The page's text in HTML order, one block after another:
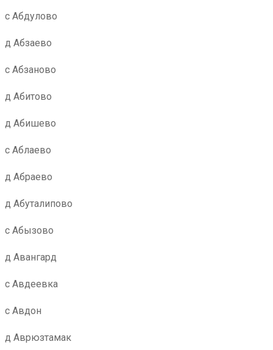
с Абдулово
д Абзаево
с Абзаново
д Абитово
д Абишево
с Аблаево
д Абраево
д Абуталипово
с Абызово
д Авангард
с Авдеевка
с Авдон
д Аврюзтамак